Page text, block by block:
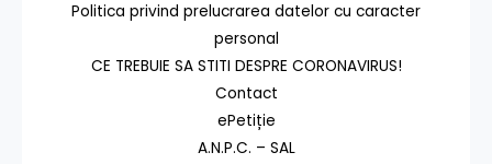
Politica privind prelucrarea datelor cu caracter
personal
CE TREBUIE SA STITI DESPRE CORONAVIRUS!
Contact
ePetiție
A.N.P.C. – SAL